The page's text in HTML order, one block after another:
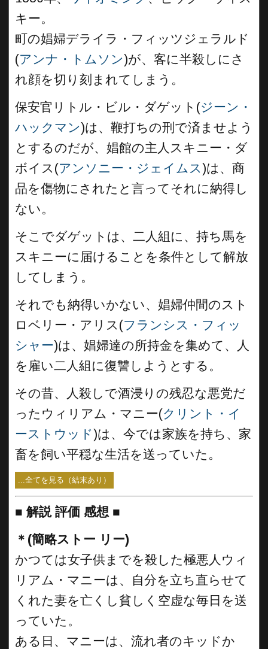
キー。
町の娼婦デライラ・フィッツジェラルド
(アンナ・トムソン)が、客に半殺しにさ
れ顔を切り刻まれてしまう。
保安官リトル・ビル・ダゲット(ジーン・
ハックマン)は、鞭打ちの刑で済ませよう
とするのだが、娼館の主人スキニー・ダ
ボイス(アンソニー・ジェイムス)は、商
品を傷物にされたと言ってそれに納得し
ない。
そこでダゲットは、二人組に、持ち馬を
スキニーに届けることを条件として解放
してしまう。
それでも納得いかない、娼婦仲間のスト
ロベリー・アリス(フランシス・フィッ
シャー)は、娼婦達の所持金を集めて、人
を雇い二人組に復讐しようとする。
その昔、人殺しで酒浸りの残忍な悪党だ
ったウィリアム・マニー(クリント・イ
ーストウッド)は、今では家族を持ち、家
畜を飼い平穏な生活を送っていた。
...全てを見る（結末あり）
■ 解説 評価 感想 ■
＊(簡略ストー リー)
かつては女子供までを殺した極悪人ウィ
リアム・マニーは、自分を立ち直らせて
くれた妻を亡くし貧しく空虚な毎日を送
っていた。
ある日、マニーは、流れ者のキッドか